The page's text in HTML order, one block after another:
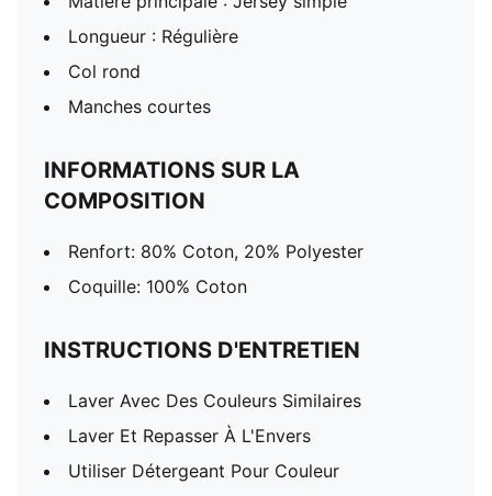
Longueur : Régulière
Col rond
Manches courtes
INFORMATIONS SUR LA
COMPOSITION
Renfort: 80% Coton, 20% Polyester
Coquille: 100% Coton
INSTRUCTIONS D'ENTRETIEN
Laver Avec Des Couleurs Similaires
Laver Et Repasser À L'Envers
Utiliser Détergeant Pour Couleur